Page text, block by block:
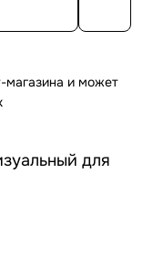
магазина и может
для